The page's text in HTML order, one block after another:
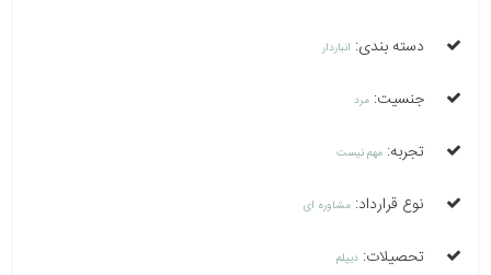
دسته بندی: انباردار
جنسیت: مرد
تجربه: مهم نیست
نوع قرارداد: مشاوره ای
تحصیلات: دیپلم